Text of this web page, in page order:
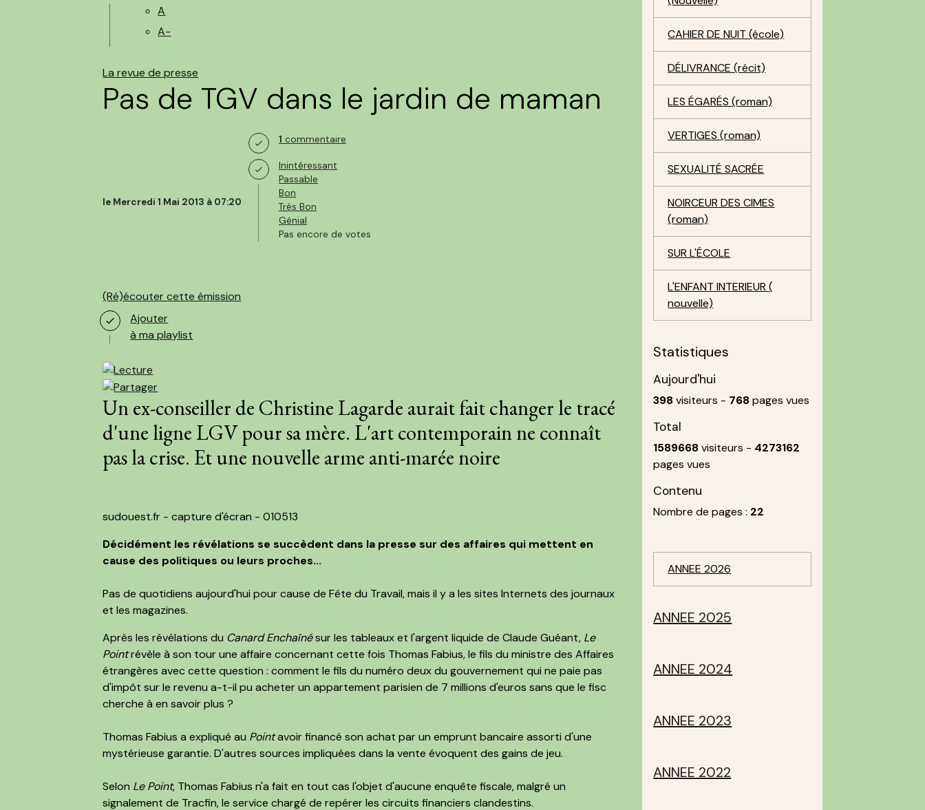
A
A-
La revue de presse
Pas de TGV dans le jardin de maman
le Mercredi 1 Mai 2013 à 07:20
1 commentaire
Inintéressant
Passable
Bon
Très Bon
Génial
Pas encore de votes
(Ré)écouter cette émission
Ajouter
à ma playlist
Un ex-conseiller de Christine Lagarde aurait fait changer le tracé
d'une ligne LGV pour sa mère. L'art contemporain ne connaît
pas la crise. Et une nouvelle arme anti-marée noire
sudouest.fr - capture d'écran - 010513
Décidément les révélations se succèdent dans la presse sur des affaires qui mettent en
cause des politiques ou leurs proches...
Pas de quotidiens aujourd'hui pour cause de Fête du Travail, mais il y a les sites Internets des journaux
et les magazines.
Après les révélations du Canard Enchaînésur les tableaux et l'argent liquide de Claude Guéant, Le
Pointrévèle à son tour une affaire concernant cette fois Thomas Fabius, le fils du ministre des Affaires
étrangères avec cette question : comment le fils du numéro deux du gouvernement qui ne paie pas
d'impôt sur le revenu a-t-il pu acheter un appartement parisien de 7 millions d'euros sans que le fisc
cherche à en savoir plus ?
Thomas Fabius a expliqué au Pointavoir financé son achat par un emprunt bancaire assorti d'une
mystérieuse garantie. D'autres sources impliquées dans la vente évoquent des gains de jeu.
Selon Le Point, Thomas Fabius n'a fait en tout cas l'objet d'aucune enquête fiscale, malgré un
signalement de Tracfin, le service chargé de repérer les circuits financiers clandestins.
CAHIER DE NUIT (école)
DÉLIVRANCE (récit)
LES ÉGARÉS (roman)
VERTIGES (roman)
SEXUALITÉ SACRÉE
NOIRCEUR DES CIMES
(roman)
SUR L'ÉCOLE
L'ENFANT INTERIEUR (
nouvelle)
Statistiques
Aujourd'hui
398visiteurs - 768pages vues
Total
1589668visiteurs - 4273162
pages vues
Contenu
Nombre de pages : 22
ANNEE 2026
ANNEE 2025
ANNEE 2024
ANNEE 2023
ANNEE 2022